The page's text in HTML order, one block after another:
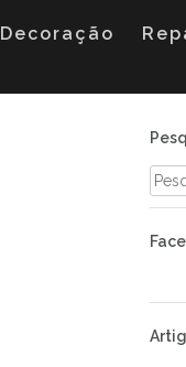
Decoração
por: